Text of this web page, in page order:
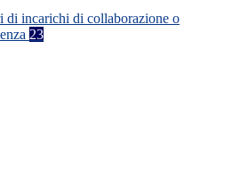
di incarichi di collaborazione o
23